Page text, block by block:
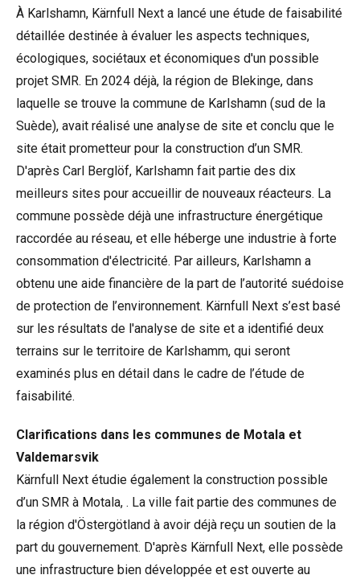
À Karlshamn, Kärnfull Next a lancé une étude de faisabilité
détaillée destinée à évaluer les aspects techniques,
écologiques, sociétaux et économiques d'un possible
projet SMR. En 2024 déjà, la région de Blekinge, dans
laquelle se trouve la commune de Karlshamn (sud de la
Suède), avait réalisé une analyse de site et conclu que le
site était prometteur pour la construction d’un SMR.
D'après Carl Berglöf, Karlshamn fait partie des dix
meilleurs sites pour accueillir de nouveaux réacteurs. La
commune possède déjà une infrastructure énergétique
raccordée au réseau, et elle héberge une industrie à forte
consommation d'électricité. Par ailleurs, Karlshamn a
obtenu une aide financière de la part de l’autorité suédoise
de protection de l’environnement. Kärnfull Next s’est basé
sur les résultats de l'analyse de site et a identifié deux
terrains sur le territoire de Karlshamm, qui seront
examinés plus en détail dans le cadre de l’étude de
faisabilité.
Clarifications dans les communes de Motala et
Valdemarsvik
Kärnfull Next étudie également la construction possible
d’un SMR à Motala, . La ville fait partie des communes de
la région d'Östergötland à avoir déjà reçu un soutien de la
part du gouvernement. D'après Kärnfull Next, elle possède
une infrastructure bien développée et est ouverte au